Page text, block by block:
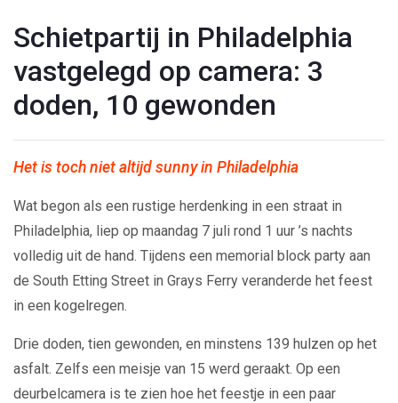
Schietpartij in Philadelphia
vastgelegd op camera: 3
doden, 10 gewonden
Het is toch niet altijd sunny in Philadelphia
Wat begon als een rustige herdenking in een straat in
Philadelphia, liep op maandag 7 juli rond 1 uur ’s nachts
volledig uit de hand. Tijdens een memorial block party aan
de South Etting Street in Grays Ferry veranderde het feest
in een kogelregen.
Drie doden, tien gewonden, en minstens 139 hulzen op het
asfalt. Zelfs een meisje van 15 werd geraakt. Op een
deurbelcamera is te zien hoe het feestje in een paar